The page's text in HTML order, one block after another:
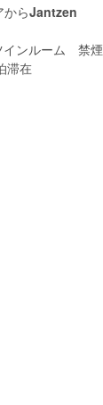
からJantzen
ンルーム 禁煙
滞在